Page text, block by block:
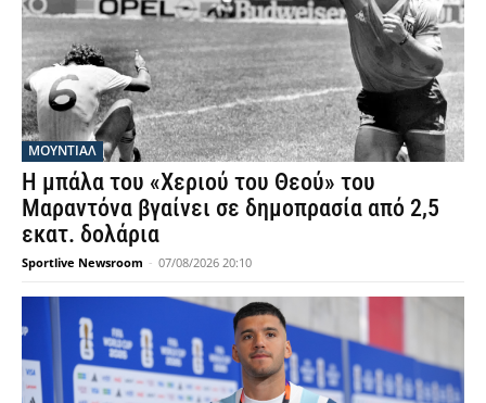
ΜΟΥΝΤΙΆΛ
Η μπάλα του «Χεριού του Θεού» του
Μαραντόνα βγαίνει σε δημοπρασία από 2,5
εκατ. δολάρια
Sportlive Newsroom - 07/08/2026 20:10